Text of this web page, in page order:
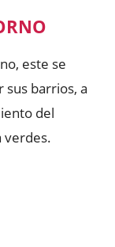
este se
sus barrios, a
del
verdes.